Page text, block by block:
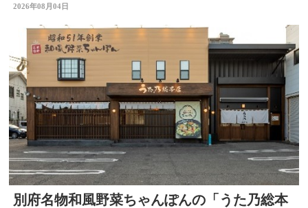
材した被災地 大分
2026年08月04日
別府名物和風野菜ちゃんぽんの「うた乃総本